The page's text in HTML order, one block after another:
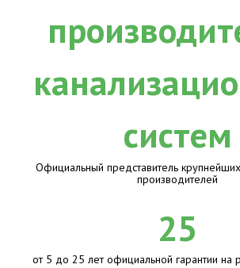
Официальный представитель
производителей
25
от 5 до 25 лет официальной гарантии на